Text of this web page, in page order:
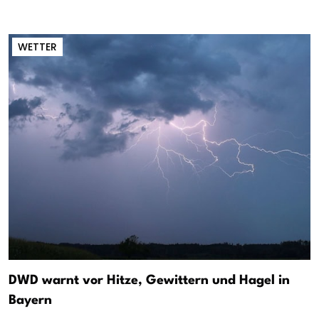
WETTER
DWD warnt vor Hitze, Gewittern und Hagel in
Bayern